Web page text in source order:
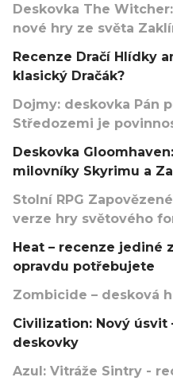
Deskovka The
nové hry ze světa
Recenze Dračí Hlídky
klasický Dračák?
Dojmy: deskovka Pán
Středozemi je
Deskovka
milovníky Skyrimu a
Stolní RPG
verze hry světového
Heat – recenze jediné
opravdu potřebujete
Zombicide – desková
Civilization: Nový
deskovky
Azul: Vitráže Sintry -